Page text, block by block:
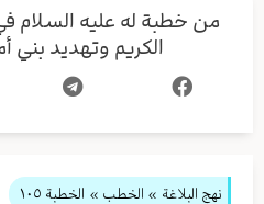
‏من خطبة له عليه
الكريم وتهديد بني
نهج البلاغة » الخطب » الخطبة ١۰٥